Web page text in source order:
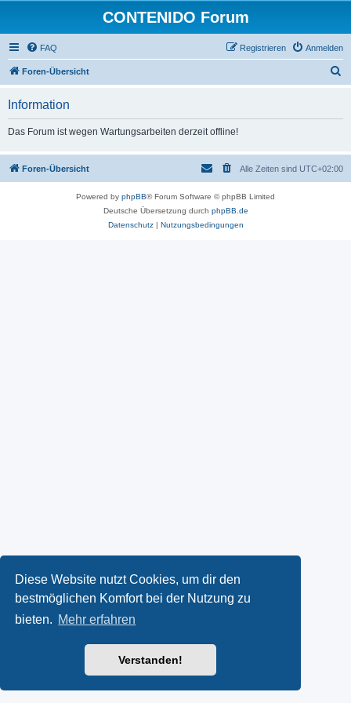
Diese Website nutzt Cookies, um dir den
bestmöglichen Komfort bei der Nutzung zu
bieten. Mehr erfahren
Verstanden!
CONTENIDO Forum
FAQ Anmelden
Registrieren
Foren-Übersicht
Information
Das Forum ist wegen Wartungsarbeiten derzeit offline!
Foren-Übersicht Alle Zeiten sind UTC+02:00
Powered by phpBB® Forum Software © phpBB Limited
Deutsche Übersetzung durch phpBB.de
Datenschutz| Nutzungsbedingungen